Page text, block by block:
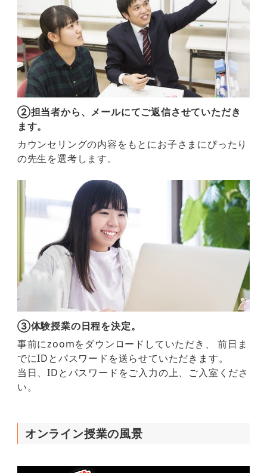
②担当者から、メールにてご返信させていただき
ます。
カウンセリングの内容をもとにお子さまにぴったり
の先生を選考します。
③体験授業の日程を決定。
事前にzoomをダウンロードしていただき、 前日ま
でにIDとパスワードを送らせていただきます。
当日、IDとパスワードをご入力の上、ご入室くださ
い。
オンライン授業の風景